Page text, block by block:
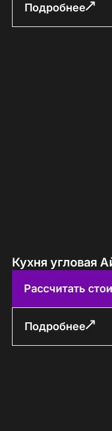
Подробнее
Кухня угловая
Рассчитать
Подробнее